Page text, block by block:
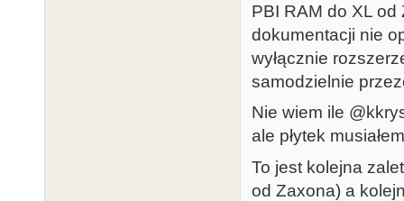
PBI RAM do XL od
dokumentacji nie
wyłącznie
samodzielnie
Nie wiem ile
ale płytek
To jest kolejna
od Zaxona) a